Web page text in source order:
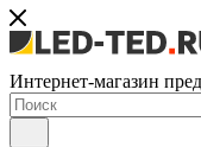
Интернет-магазин